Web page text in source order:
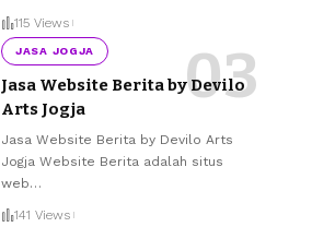
115 Views
JASA JOGJA
Jasa Website Berita by Devilo
Arts Jogja
Jasa Website Berita by Devilo Arts
Jogja Website Berita adalah situs
web…
141 Views